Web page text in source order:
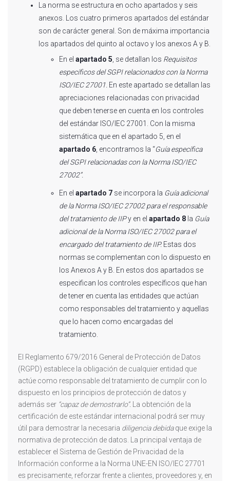
La norma se estructura en ocho apartados y seis
anexos. Los cuatro primeros apartados del estándar
son de carácter general. Son de máxima importancia
los apartados del quinto al octavo y los anexos A y B.
En el apartado 5 , se detallan los Requisitos
específicos del SGPI relacionados con la Norma
ISO/IEC 27001. En este apartado se detallan las
apreciaciones relacionadas con privacidad
que deben tenerse en cuenta en los controles
del estándar ISO/IEC 27001. Con la misma
sistemática que en el apartado 5, en el
apartado 6 , encontramos la “Guía específica
del SGPI relacionadas con la Norma ISO/IEC
27002”.
En el apartado 7 se incorpora la Guía adicional
de la Norma ISO/IEC 27002 para el responsable
del tratamiento de IIPy en el apartado 8 la Guía
adicional de la Norma ISO/IEC 27002 para el
encargado del tratamiento de IIP. Estas dos
normas se complementan con lo dispuesto en
los Anexos A y B. En estos dos apartados se
especifican los controles específicos que han
de tener en cuenta las entidades que actúan
como responsables del tratamiento y aquellas
que lo hacen como encargadas del
tratamiento.
El Reglamento 679/2016 General de Protección de Datos
(RGPD) establece la obligación de cualquier entidad que
actúe como responsable del tratamiento de cumplir con lo
dispuesto en los principios de protección de datos y
además ser “capaz de demostrarlo”. La obtención de la
certificación de este estándar internacional podrá ser muy
útil para demostrar la necesaria diligencia debidaque exige la
normativa de protección de datos. La principal ventaja de
establecer el Sistema de Gestión de Privacidad de la
Información conforme a la Norma UNE-EN ISO/IEC 27701
es precisamente, reforzar frente a clientes, proveedores y, en